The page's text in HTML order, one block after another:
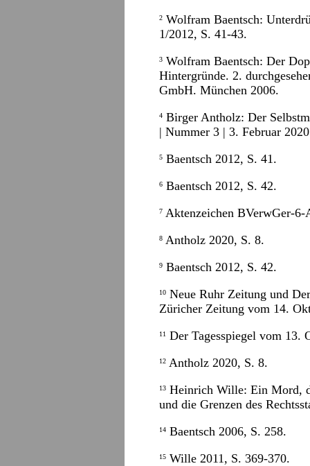
2 Wolfram Baentsch:
1/2012, S. 41-43.
3 Wolfram Baentsch: Der
Hintergründe. 2.
GmbH. München 2006.
4 Birger Antholz: Der
| Nummer 3 | 3. Februar
5 Baentsch 2012, S. 41.
6 Baentsch 2012, S. 42.
7 Aktenzeichen BVerwGer-6-
8 Antholz 2020, S. 8.
9 Baentsch 2012, S. 42.
10 Neue Ruhr Zeitung und
Züricher Zeitung vom 14.
11 Der Tagesspiegel vom 13.
12 Antholz 2020, S. 8.
13 Heinrich Wille: Ein Mord,
und die Grenzen des
14 Baentsch 2006, S. 258.
15 Wille 2011, S. 369-370.